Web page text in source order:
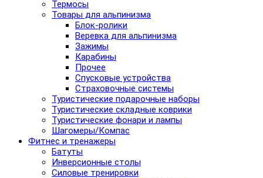
Термосы
Товары для альпинизма
Блок-ролики
Веревка для альпинизма
Зажимы
Карабины
Прочее
Спусковые устройства
Страховочные системы
Туристические подарочные наборы
Туристические складные коврики
Туристические фонари и лампы
Шагомеры/Компас
Фитнес и тренажеры
Батуты
Инверсионные столы
Силовые тренировки